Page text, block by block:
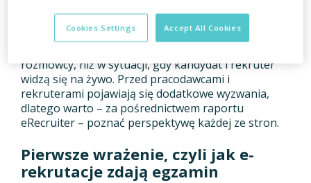
podczas spotkania online trudniej ocenić zdolności
rozmówcy, niż w sytuacji, gdy kandydat i rekruter
widzą się na żywo. Przed pracodawcami i
rekruterami pojawiają się dodatkowe wyzwania,
dlatego warto – za pośrednictwem raportu
eRecruiter – poznać perspektywę każdej ze stron.
Pierwsze wrażenie, czyli jak e-
rekrutacje zdają egzamin
Accept All Cookies
Cookies Settings